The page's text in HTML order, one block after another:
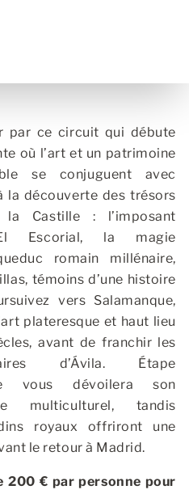
par ce circuit qui débute
où l’art et un patrimoine
se conjuguent avec
la découverte des trésors
Castille : l’imposant
Escorial, la magie
romain millénaire,
témoins d’une histoire
vers Salamanque,
plateresque et haut lieu
avant de franchir les
d’Ávila. Étape
vous dévoilera son
multiculturel, tandis
royaux offriront une
le retour à Madrid.
200 € par personne pour